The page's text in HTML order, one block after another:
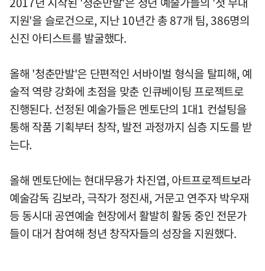
지원'을 슬로건으로, 지난 10년간 총 87개 팀, 386명의
신진 아티스트를 발굴했다.
올해 '청춘만발'은 단편적인 서바이벌 형식을 탈피해, 예
술적 역량 강화에 초점을 맞춘 인큐베이팅 프로젝트로
진행된다. 선정된 예술가들은 멘토단의 1대1 컨설팅을
통해 작품 기획부터 창작, 발전 과정까지 심층 지도를 받
는다.
올해 멘토단에는 현대무용가 차진엽, 아트프로젝트보라
예술감독 김보라, 극작가 정진새, 거문고 연주자 박우재
등 동시대 공연예술 현장에서 활발히 활동 중인 전문가
들이 대거 참여해 청년 창작자들의 성장을 지원했다.